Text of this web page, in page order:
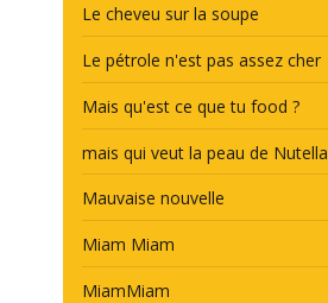
Le cheveu sur la soupe
Le pétrole n'est pas assez cher
Mais qu'est ce que tu food ?
mais qui veut la peau de Nutella
Mauvaise nouvelle
Miam Miam
MiamMiam